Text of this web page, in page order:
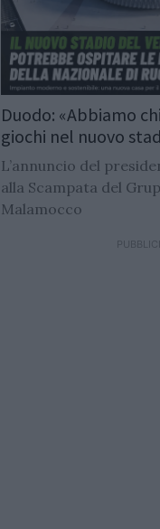
Duodo: «Abbiamo
giochi nel nuovo
L’annuncio del
alla Scampata del
Malamocco